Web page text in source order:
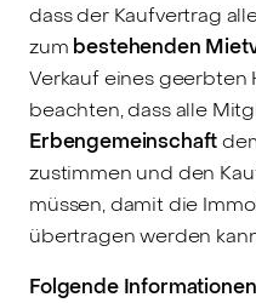
dass der Kaufvertrag
zum bestehenden
Verkauf eines geerbten
beachten, dass alle
Erbengemeinschaft
zustimmen und den
müssen, damit die
übertragen werden
Folgende